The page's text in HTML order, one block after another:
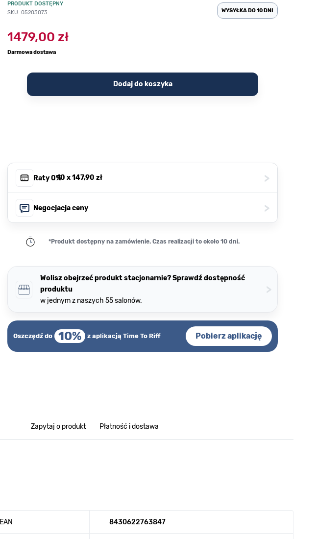
PRODUKT DOSTĘPNY
SKU: 05203073
WYSYŁKA DO 10 DNI
1479,00 zł
Darmowa dostawa
Dodaj do koszyka
Raty 0%, 10 x147,90 zł >
Negocjacja ceny >
*Produkt dostępny na zamówienie. Czas realizacji to około 10 dni.
Wolisz obejrzeć produkt stacjonarnie? Sprawdź dostępność
produktu
w jednym z naszych 55 salonów.
>
Oszczędź do 10% z aplikacją Time To Riff Pobierz aplikację
Zapytaj o produkt Płatność i dostawa
EAN 8430622763847